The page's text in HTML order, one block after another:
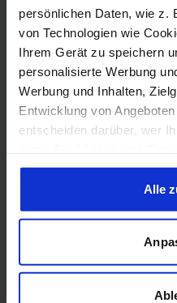
persönlichen Daten, wie z.
von Technologien wie
Ihrem Gerät zu speichern
personalisierte Werbung
Werbung und Inhalten,
Entwicklung von
entscheiden darüber, wer
Cookie-Erklärung oder
Trigger Symbol ändern oder
Informationen über
welche bis auf einige
Ihr Gerät durch
Alle
HDMI
DisplayPort